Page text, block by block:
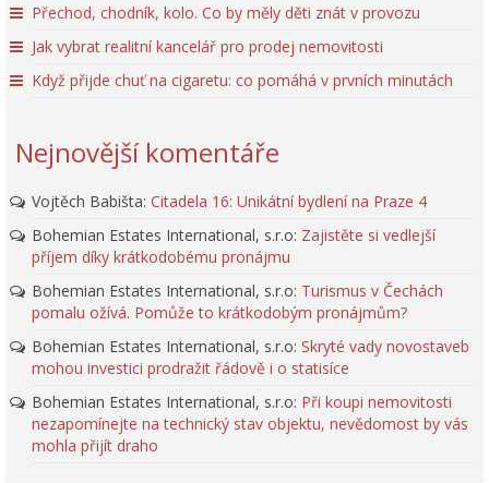
Přechod, chodník, kolo. Co by měly děti znát v provozu
Jak vybrat realitní kancelář pro prodej nemovitosti
Když přijde chuť na cigaretu: co pomáhá v prvních minutách
Nejnovější komentáře
Vojtěch Babišta: Citadela 16: Unikátní bydlení na Praze 4
Bohemian Estates International, s.r.o: Zajistěte si vedlejší
příjem díky krátkodobému pronájmu
Bohemian Estates International, s.r.o: Turismus v Čechách
pomalu ožívá. Pomůže to krátkodobým pronájmům?
Bohemian Estates International, s.r.o: Skryté vady novostaveb
mohou investici prodražit řádově i o statisíce
Bohemian Estates International, s.r.o: Při koupi nemovitosti
nezapomínejte na technický stav objektu, nevědomost by vás
mohla přijít draho